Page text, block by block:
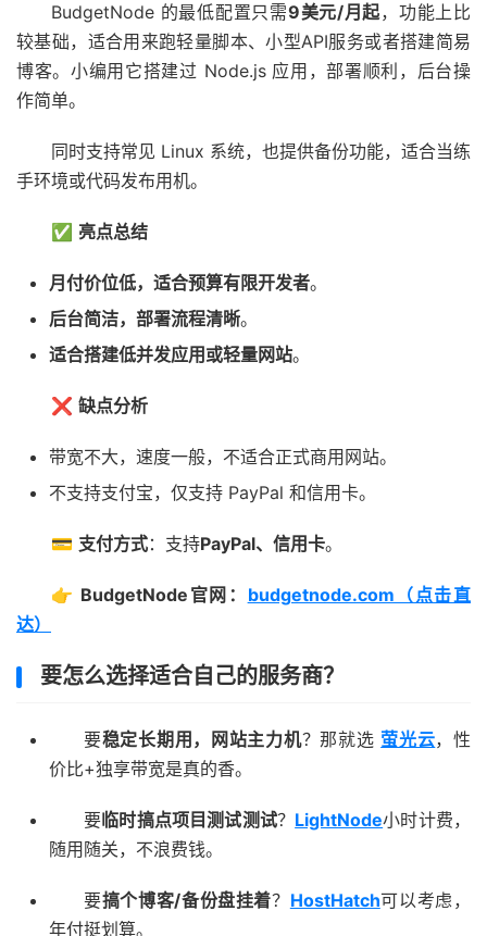
BudgetNode 的最低配置只需9美元/月起，功能上比
较基础，适合用来跑轻量脚本、小型API服务或者搭建简易
博客。小编用它搭建过 Node.js 应用，部署顺利，后台操
作简单。
同时支持常见 Linux 系统，也提供备份功能，适合当练
手环境或代码发布用机。
✅ 亮点总结
月付价位低，适合预算有限开发者。
后台简洁，部署流程清晰。
适合搭建低并发应用或轻量网站。
❌ 缺点分析
带宽不大，速度一般，不适合正式商用网站。
不支持支付宝，仅支持 PayPal 和信用卡。
💳 支付方式：支持PayPal、信用卡。
👉 BudgetNode官网： budgetnode.com（点击直
达）
要怎么选择适合自己的服务商？
要稳定长期用，网站主力机？那就选 萤光云，性
价比+独享带宽是真的香。
要临时搞点项目测试测试？ LightNode小时计费，
随用随关，不浪费钱。
要搞个博客/备份盘挂着？ HostHatch可以考虑，
年付挺划算。